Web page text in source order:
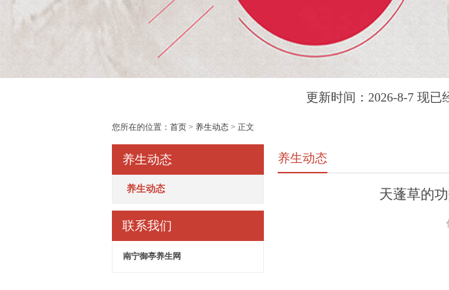
更新时间：2026-8-7 现
您所在的位置： 首页 > 养生动态 > 正文
养生动态
养生动态
联系我们
南宁御亭养生网
养生动态
天蓬草的